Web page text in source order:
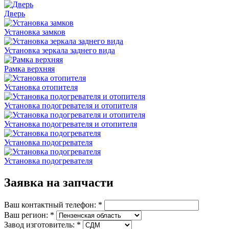
Дверь
Установка замков
Установка зеркала заднего вида
Рамка верхняя
Установка отопителя
Установка подогревателя и отопителя
Установка подогревателя и отопителя
Установка подогревателя
Установка подогревателя
Заявка на запчасти
Ваш контактный телефон: *
Ваш регион: *
Завод изготовитель: *